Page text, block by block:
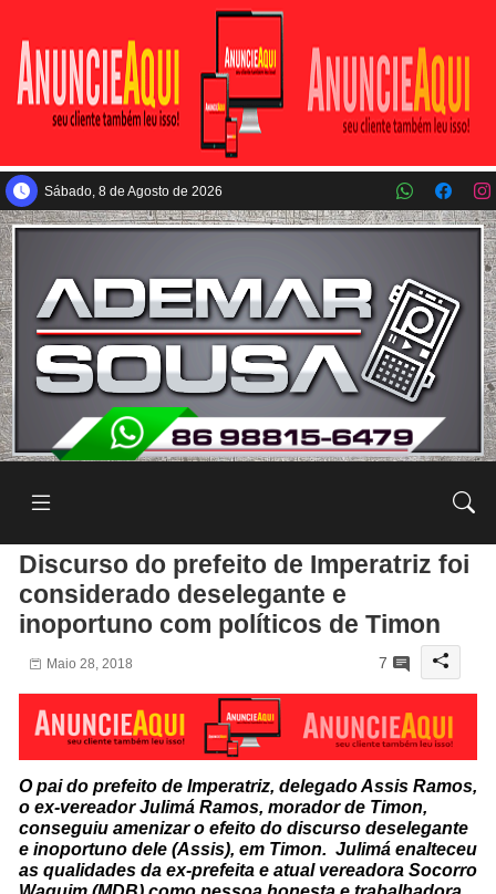
Pular para o conteúdo principal
Sábado, 8 de Agosto de 2026
Discurso do prefeito de Imperatriz foi
considerado deselegante e
inoportuno com políticos de Timon
Maio 28, 2018 7
O pai do prefeito de Imperatriz, delegado Assis Ramos,
o ex-vereador Julimá Ramos, morador de Timon,
conseguiu amenizar o efeito do discurso deselegante
e inoportuno dele (Assis), em Timon. Julimá enalteceu
as qualidades da ex-prefeita e atual vereadora Socorro